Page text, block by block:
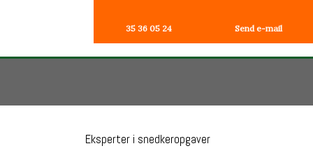
35 36 05 24 Send e-mail
Eksperter i snedkeropgaver